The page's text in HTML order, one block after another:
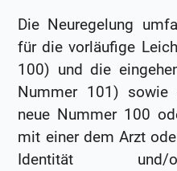
Die Neuregelung
für die vorläufige
100) und die
Nummer 101)
neue Nummer 100
mit einer dem Arzt
Identität und/